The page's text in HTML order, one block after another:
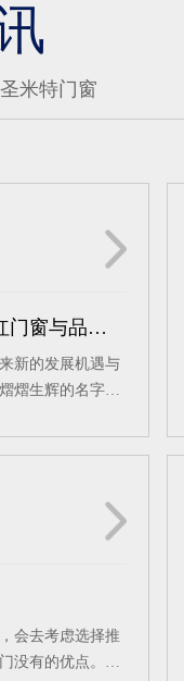
米特门窗
携手并进，共绘未来：年年红门窗与品牌之家战略合作开启新篇章
新的发展机遇与
熠生辉的名字
推广、市场拓
步伐，绘制品牌
品牌诞生以来，
了市场的广泛赞
定位中高端市
、生产与销售，
卓越与稳定。在
会去考虑选择推
没有的优点。卧